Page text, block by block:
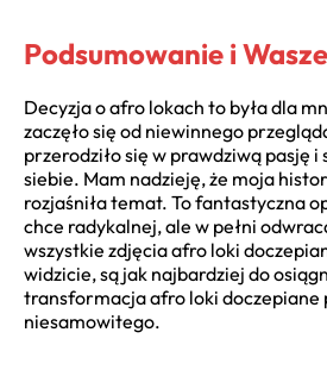
Podsumowanie i
Decyzja o afro lokach to była dla
zaczęło się od niewinnego
przerodziło się w prawdziwą pasję i
siebie. Mam nadzieję, że moja
rozjaśniła temat. To fantastyczna
chce radykalnej, ale w pełni
wszystkie zdjęcia afro loki
widzicie, są jak najbardziej do
transformacja afro loki doczepiane
niesamowitego.